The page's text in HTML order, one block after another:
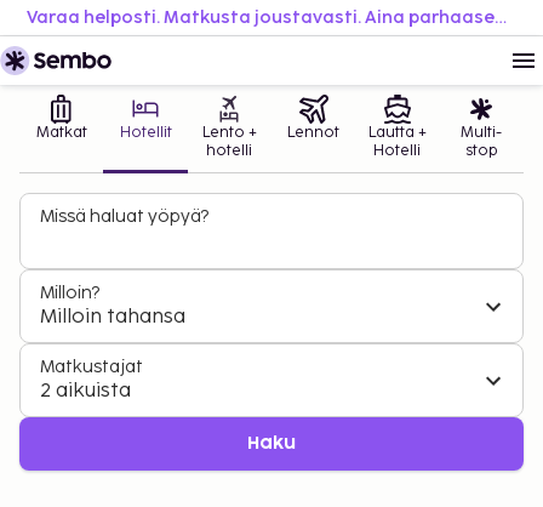
Varaa helposti. Matkusta joustavasti. Aina parhaaseen hintaan.
Matkat Hotellit
Lento +
hotelli
Lennot
Lautta +
Hotelli
Multi-
stop
Missä haluat yöpyä?
Milloin?
Milloin tahansa
Matkustajat
2 aikuista
Haku